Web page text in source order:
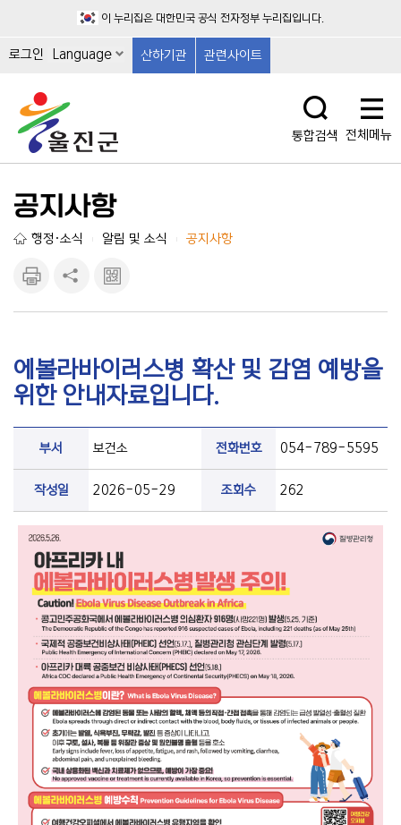
이 누리집은 대한민국 공식 전자정부 누리집입니다.
로그인 Language 산하기관 관련사이트
통합검색 전체메뉴
공지사항
행정·소식 알림 및 소식 공지사항
기
기
크 보
에볼라바이러스병 확산 및 감염 예방을
위한 안내자료입니다.
부서 보건소 전화번호 054-789-5595
작성일 2026-05-29 조회수 262